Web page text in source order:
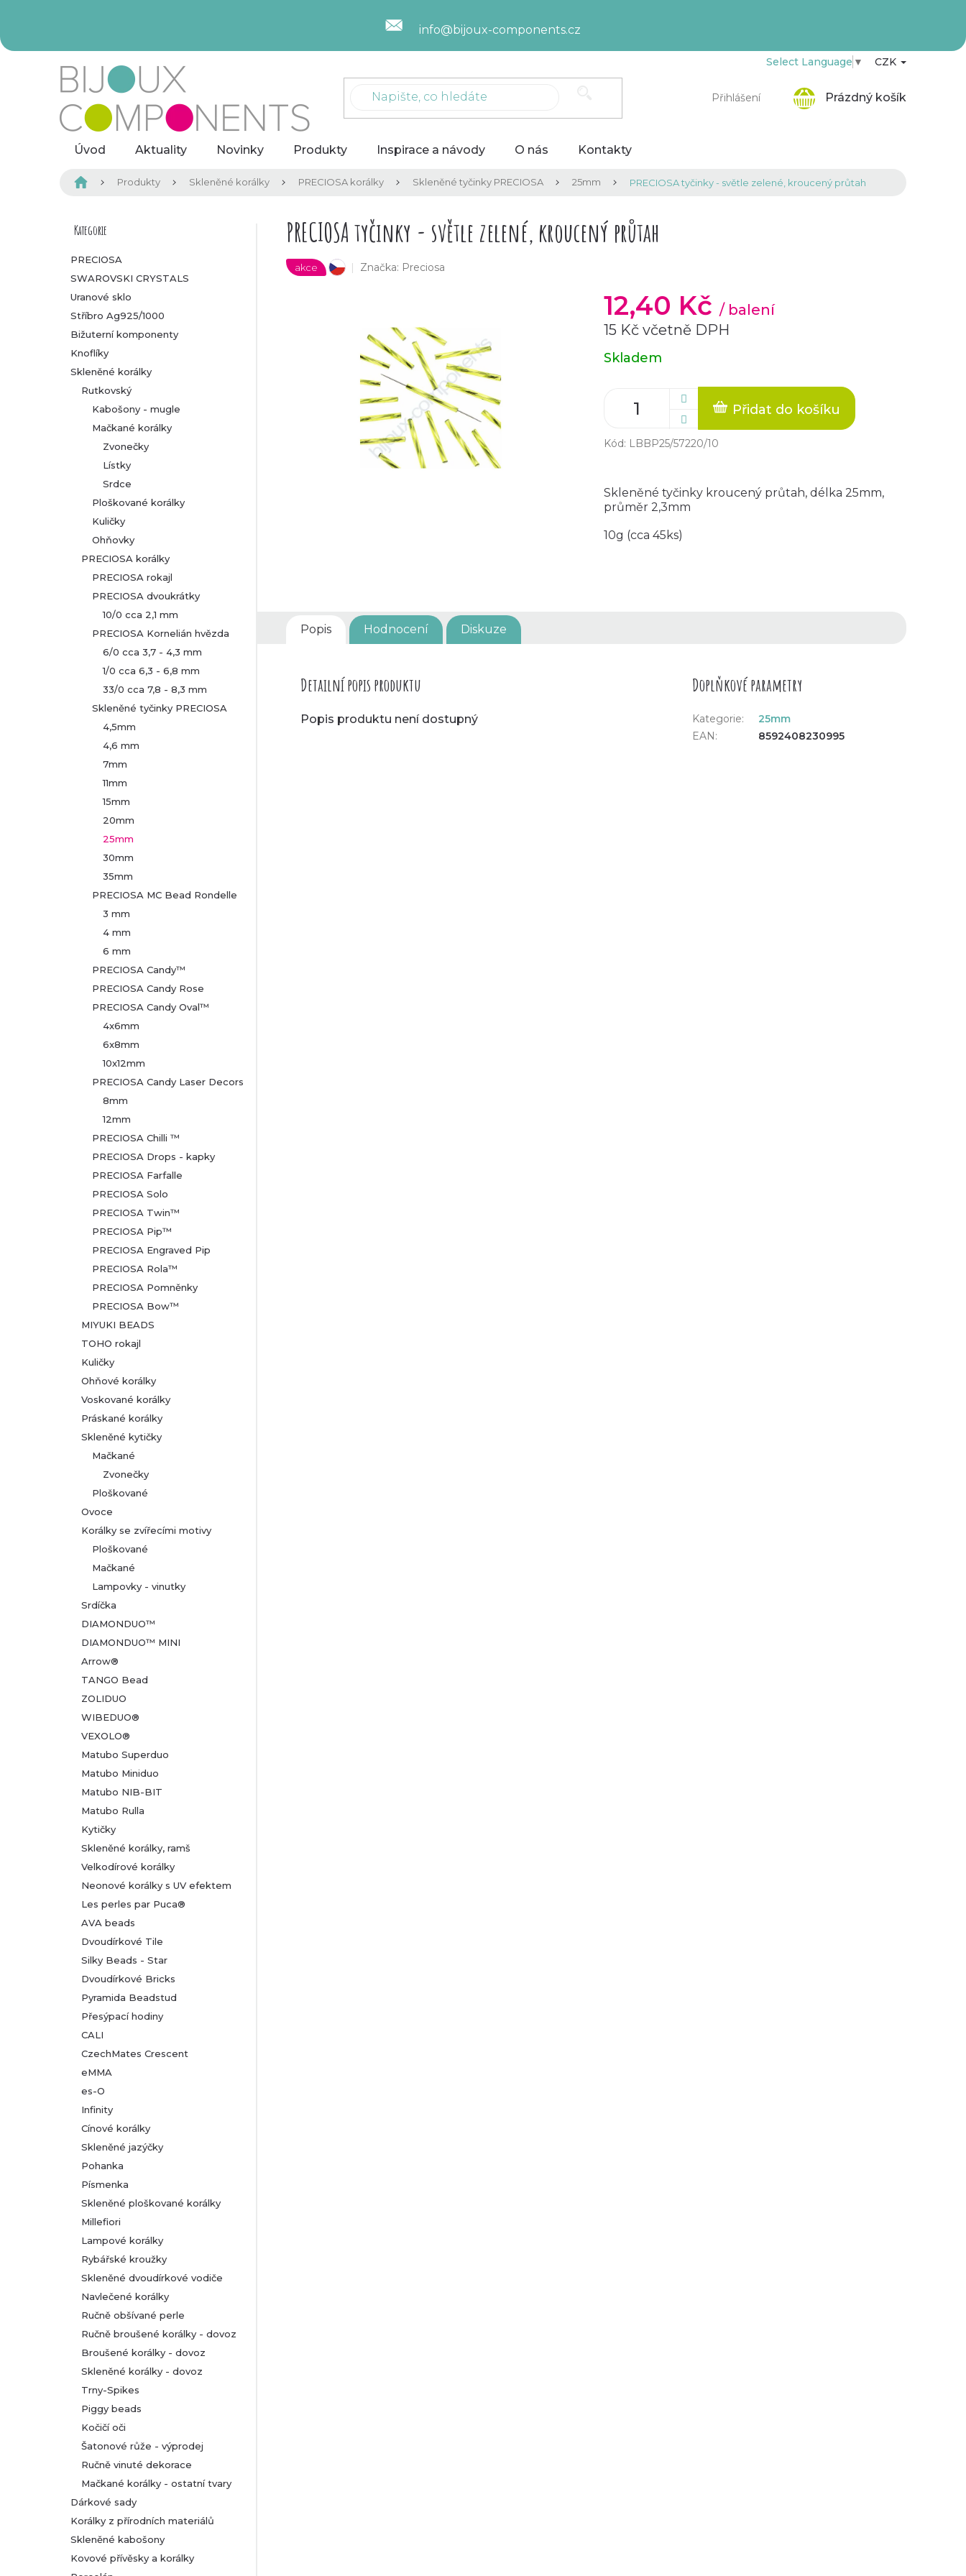
info@bijoux-components.cz
Přihlášení
Select Language ▼ CZK
Prázdný košík
Úvod Aktuality Novinky Produkty Inspirace a návody O nás Kontakty
Domů Produkty Skleněné korálky PRECIOSA korálky Skleněné tyčinky PRECIOSA 25mm PRECIOSA tyčinky - světle zelené, kroucený průtah
P
o
s
t
r
a
Přeskočit
Kategorie
PRECIOSA
SWAROVSKI CRYSTALS
Uranové sklo
Stříbro Ag925/1000
Bižuterní komponenty
Knoflíky
Skleněné korálky
Rutkovský
Kabošony - mugle
Mačkané korálky
Zvonečky
Lístky
Srdce
Ploškované korálky
Kuličky
Ohňovky
PRECIOSA korálky
PRECIOSA rokajl
PRECIOSA dvoukrátky
10/0 cca 2,1 mm
PRECIOSA Kornelián hvězda
6/0 cca 3,7 - 4,3 mm
1/0 cca 6,3 - 6,8 mm
33/0 cca 7,8 - 8,3 mm
Skleněné tyčinky PRECIOSA
4,5mm
4,6 mm
7mm
11mm
15mm
20mm
25mm
30mm
35mm
PRECIOSA MC Bead Rondelle
3 mm
4 mm
6 mm
PRECIOSA Candy™
PRECIOSA Candy Rose
PRECIOSA Candy Oval™
4x6mm
6x8mm
10x12mm
PRECIOSA Candy Laser Decors
8mm
12mm
PRECIOSA Chilli ™
PRECIOSA Drops - kapky
PRECIOSA Farfalle
PRECIOSA Solo
PRECIOSA Twin™
PRECIOSA Pip™
PRECIOSA Engraved Pip
PRECIOSA Rola™
PRECIOSA Pomněnky
PRECIOSA Bow™
MIYUKI BEADS
TOHO rokajl
Kuličky
Ohňové korálky
Voskované korálky
Práskané korálky
Skleněné kytičky
Mačkané
Zvonečky
Ploškované
Ovoce
Korálky se zvířecími motivy
Ploškované
Mačkané
Lampovky - vinutky
Srdíčka
DIAMONDUO™
DIAMONDUO™ MINI
Arrow®
TANGO Bead
ZOLIDUO
WIBEDUO®
VEXOLO®
Matubo Superduo
Matubo Miniduo
Matubo NIB-BIT
Matubo Rulla
Kytičky
Skleněné korálky, ramš
Velkodírové korálky
Neonové korálky s UV efektem
Les perles par Puca®
AVA beads
Dvoudírkové Tile
Silky Beads - Star
Dvoudírkové Bricks
Pyramida Beadstud
Přesýpací hodiny
CALI
CzechMates Crescent
eMMA
es-O
Infinity
Cínové korálky
Skleněné jazýčky
Pohanka
Písmenka
Skleněné ploškované korálky
Millefiori
Lampové korálky
Rybářské kroužky
Skleněné dvoudírkové vodiče
Navlečené korálky
Ručně obšívané perle
Ručně broušené korálky - dovoz
Broušené korálky - dovoz
Skleněné korálky - dovoz
Trny-Spikes
Piggy beads
Kočičí oči
Šatonové růže - výprodej
Ručně vinuté dekorace
Mačkané korálky - ostatní tvary
Dárkové sady
Korálky z přírodních materiálů
Skleněné kabošony
Kovové přívěsky a korálky
PRECIOSA tyčinky - světle zelené, kroucený průtah
akce Značka: Preciosa
12,40 Kč / balení
15 Kč včetně DPH
Měrná
cena:
Skladem
Přidat do košíku
Kód: LBBP25/57220/10
Skleněné tyčinky kroucený průtah, délka 25mm,
průměr 2,3mm
10g (cca 45ks)
Popis Hodnocení Diskuze
Detailní popis produktu
Popis produktu není dostupný
Doplňkové parametry
Kategorie:
25mm
EAN: 8592408230995